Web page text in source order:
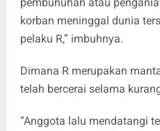
korban meninggal dunia
pelaku R,” imbuhnya.
Dimana R merupakan
telah bercerai selama
“Anggota lalu mendatangi